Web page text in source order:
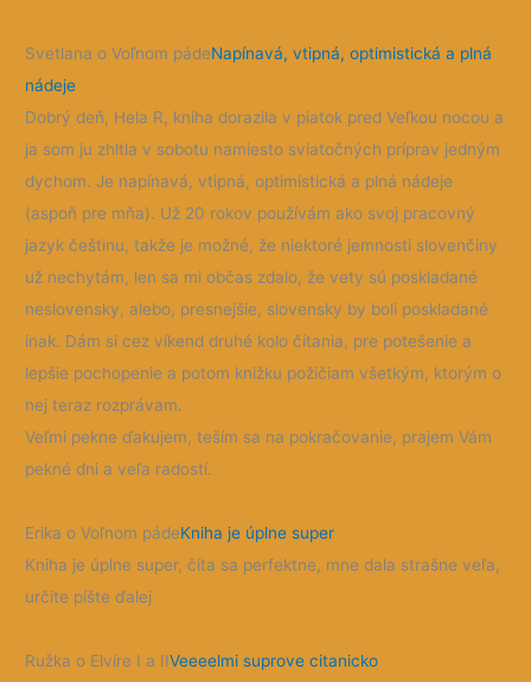
Svetlana o Voľnom pádeNapínavá, vtipná, optimistická a plná
nádeje
Dobrý deň, Hela R, kniha dorazila v piatok pred Veľkou nocou a
ja som ju zhltla v sobotu namiesto sviatočných príprav jedným
dychom. Je napínavá, vtipná, optimistická a plná nádeje
(aspoň pre mňa). Už 20 rokov používám ako svoj pracovný
jazyk češtinu, takže je možné, že niektoré jemnosti slovenčiny
už nechytám, len sa mi občas zdalo, že vety sú poskladané
neslovensky, alebo, presnejšie, slovensky by boli poskladané
inak. Dám si cez víkend druhé kolo čítania, pre potešenie a
lepšie pochopenie a potom knižku požičiam všetkým, ktorým o
nej teraz rozprávam.
Veľmi pekne ďakujem, teším sa na pokračovanie, prajem Vám
pekné dni a veľa radostí.
Erika o Voľnom pádeKniha je úplne super
Kniha je úplne super, číta sa perfektne, mne dala strašne veľa,
určite píšte ďalej
Ružka o Elvíre I a IIVeeeelmi suprove citanicko